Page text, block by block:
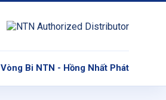
Vòng Bi NTN - Hồng Nhất Phát